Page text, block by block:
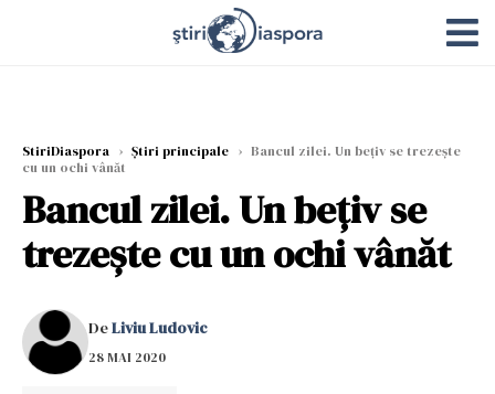
StiriDiaspora › Știri principale › Bancul zilei. Un bețiv se trezește
cu un ochi vânăt
Bancul zilei. Un bețiv se
trezește cu un ochi vânăt
DeLiviu Ludovic
28 MAI 2020